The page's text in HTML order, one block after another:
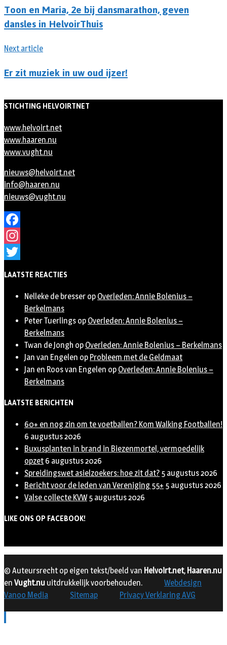
Toon en Maria, 2e bij dansmarathon, geven
dansles in HelvoirThuis
Next article
Er zit muziek in uw oud ijzer!
STICHTING HELVOIRTNET
www.helvoirt.net
www.haaren.nu
www.vught.nu
nieuws@helvoirt.net
info@haaren.nu
nieuws@vught.nu
Facebook
Instagram
LAATSTE REACTIES
Nelleke de bresser op Overleden: Annie Bolenius –
Berkelmans
Peter Tuerlings op Overleden: Annie Bolenius –
Berkelmans
Twan de Jongh op Overleden: Annie Bolenius – Berkelmans
Jan van Engelen op Probleem met de Geldmaat
Jan en Roos van Engelen op Overleden: Annie Bolenius –
Berkelmans
LAATSTE BERICHTEN
60+ en nog zin om te voetballen? Kom Walking Footballen!
6 augustus 2026
Buxusplanten in brand in Biezenmortel, vermoedelijk
opzet 6 augustus 2026
Spreidingswet asielzoekers: hoe zit dat? 5 augustus 2026
Bericht voor de leden van Vereniging 55+ 5 augustus 2026
Valse collecte KVW 5 augustus 2026
LIKE ONS OP FACEBOOK!
© Auteursrecht op eigen tekst/beeld van Helvoirt.net, Haaren.nu
en Vught.nu uitdrukkelijk voorbehouden.
Webdesign
Vanoo Media
Sitemap Privacy Verklaring AVG